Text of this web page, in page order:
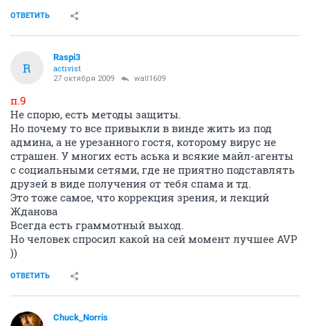
ОТВЕТИТЬ
R
Raspi3
activist
27 октября 2009 wall1609
п.9
Не спорю, есть методы защиты.
Но почему то все привыкли в винде жить из под
админа, а не урезанного гостя, которому вирус не
страшен. У многих есть аська и всякие майл-агенты
с социальными сетями, где не приятно подставлять
друзей в виде получения от тебя спама и тд.
Это тоже самое, что коррекция зрения, и лекций
Жданова
Всегда есть граммотный выход.
Но человек спросил какой на сей момент лучшее AVP
))
ОТВЕТИТЬ
Chuck_Norris